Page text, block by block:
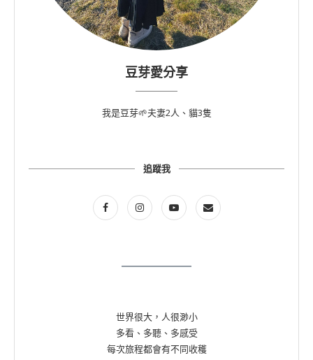
豆芽愛分享
我是豆芽🌱夫妻2人、貓3隻
追蹤我
世界很大，人很渺小
多看、多聽、多感受
每次旅程都會有不同收穫